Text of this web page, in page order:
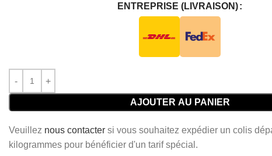
ENTREPRISE (LIVRAISON)
AJOUTER AU PANIER
Veuillez nous contacter si vous souhaitez expédier un colis
kilogrammes pour bénéficier d'un tarif spécial.